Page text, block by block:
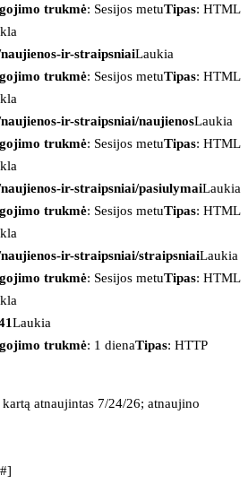
trukmė: Sesijos metuTipas: HTML
ir-straipsniaiLaukia
trukmė: Sesijos metuTipas: HTML
ir-straipsniai/naujienosLaukia
trukmė: Sesijos metuTipas: HTML
ir-straipsniai/pasiulymaiLaukia
trukmė: Sesijos metuTipas: HTML
ir-straipsniai/straipsniaiLaukia
trukmė: Sesijos metuTipas: HTML
Laukia
trukmė: 1 dienaTipas: HTTP
atnaujintas 7/24/26; atnaujino